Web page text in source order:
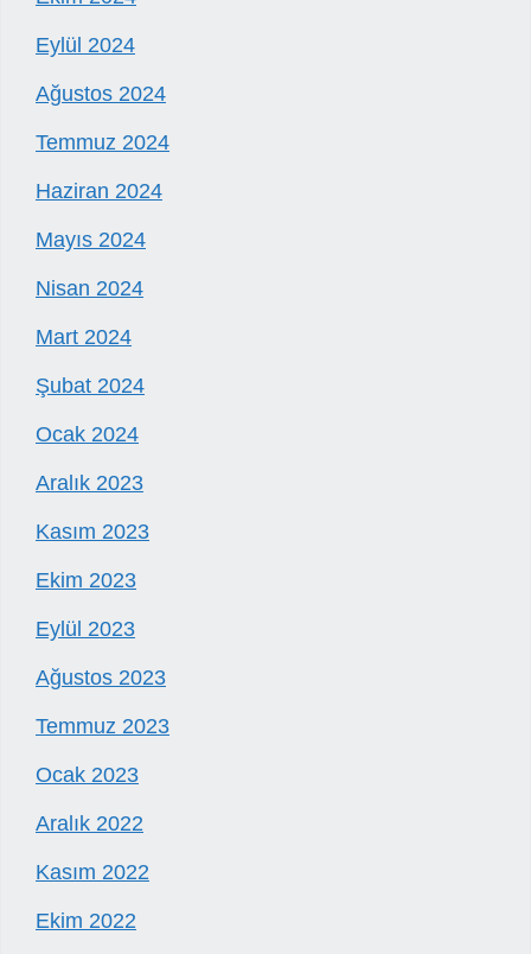
Eylül 2024
Ağustos 2024
Temmuz 2024
Haziran 2024
Mayıs 2024
Nisan 2024
Mart 2024
Şubat 2024
Ocak 2024
Aralık 2023
Kasım 2023
Ekim 2023
Eylül 2023
Ağustos 2023
Temmuz 2023
Ocak 2023
Aralık 2022
Kasım 2022
Ekim 2022